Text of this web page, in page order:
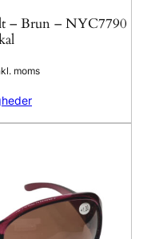
– Brun – NYC7790
moms